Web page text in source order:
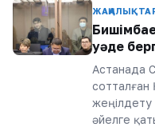
уәде
Астанада
жеңілдету
әйелге